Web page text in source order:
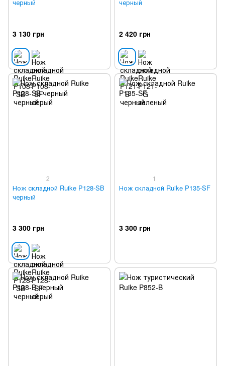
черный
3 130 грн
черный
2 420 грн
2
Нож складной Ruike P128-SB
черный
3 300 грн
1
Нож складной Ruike P135-SF
3 300 грн